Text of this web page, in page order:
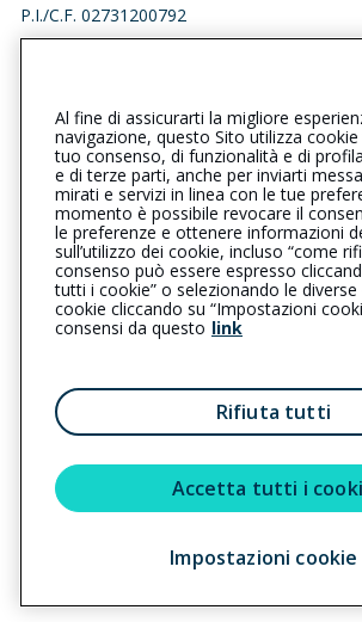
P.I./C.F. 02731200792
VIA ARRINGA 93, 88837 PETILIA
0962431331 0962431331
petiliapolicastro@cattolica.it
L’intermediario è soggetto al controllo
Registro RUI al seguentelink
Privacy | Cookie |
Il
Reclami
| Note legali |
Copyright © 2023 - Cattolica Assicurazioni è un
Generali Italia S.p.A. - Partita IVA del Gruppo
Al fine di assicurarti la migliore
navigazione, questo Sito utilizza
tuo consenso, di funzionalità e di
e di terze parti, anche per inviarti
mirati e servizi in linea con le tue
momento è possibile revocare il
le preferenze e ottenere informazioni
sull’utilizzo dei cookie, incluso “come
consenso può essere espresso
tutti i cookie” o selezionando le
cookie cliccando su “Impostazioni
consensi da questo link
Rifiuta tutti
Accetta tutti i
Impostazioni cookie